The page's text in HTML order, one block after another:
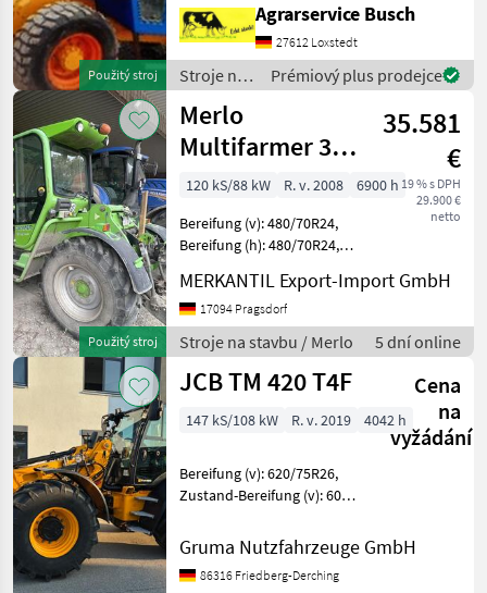
Použitý stroj
Teleskoplader mit
Mastverlängerung Baujahr
1995 Fahrzeug-Ident Nr 121
121 185 laut Gutachten
Verkauf
Agrarservice Busch
27612 Loxstedt
Stroje na
stavbu /
Dieci
Prémiový plus prodejce
Použitý stroj
Merlo
Multifarmer 30.9
TOP
35.581
€
19 % s DPH
29.900 €
netto
120 kS/88 kW R. v. 2008
6900 h
Bereifung (v): 480/70R24,
Bereifung (h): 480/70R24,
Tragkraft: 3000 kg,
Hubhöhe: 900 cm,
Druckluftanlage (1-Kreis),
Arbeitsscheinwerf
MERKANTIL Export-Import GmbH
17094 Pragsdorf
Stroje na stavbu / Merlo 5 dní online
JCB TM 420 T4F
Cena
na
vyžádání
147 kS/108 kW R. v. 2019 4042 h
Bereifung (v): 620/75R26,
Zustand-Bereifung (v): 60
Zustand-Bereifung (h): 40
%, Geschwindigkeit: 40
km/h, Erstzulassung:
Gruma Nutzfahrzeuge GmbH
86316 Friedberg-Derching